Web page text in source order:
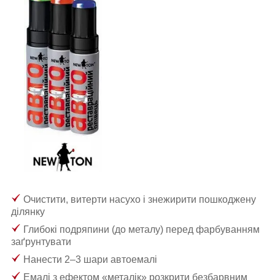
Очистити, витерти насухо і знежирити пошкоджену
ділянку
Глибокі подряпини (до металу) перед фарбуванням
заґрунтувати
Нанести 2–3 шари автоемалі
Емалі з ефектом «металік» розкрити безбарвним